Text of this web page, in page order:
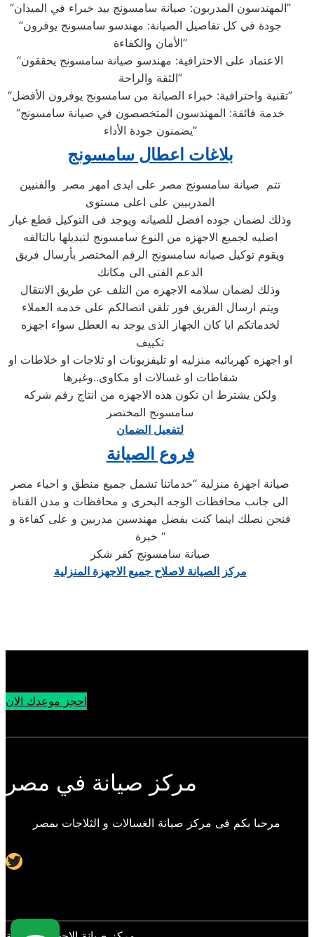
“المهندسون المدربون: صيانة سامسونج بيد خبراء في الميدان”
“جودة في كل تفاصيل الصيانة: مهندسو سامسونج يوفرون
الأمان والكفاءة”
“الاعتماد على الاحترافية: مهندسو صيانة سامسونج يحققون
الثقة والراحة”
“تقنية واحترافية: خبراء الصيانة من سامسونج يوفرون الأفضل”
“خدمة فائقة: المهندسون المتخصصون في صيانة سامسونج
يضمنون جودة الأداء”
بلاغات اعطال سامسونج
تتم صيانة سامسونج مصر على ايدى امهر مصر والفنيين
المدربيين على اعلى مستوى
وذلك لضمان جوده افضل للصيانه ويوجد فى التوكيل قطع غيار
اصليه لجميع الاجهزه من النوع سامسونج لتبديلها بالتالفه
ويقوم توكيل صيانه سامسونج الرقم المختصر بأرسال فريق
الدعم الفنى الى مكانك
وذلك لضمان سلامه الاجهزه من التلف عن طريق الانتقال
ويتم ارسال الفريق فور تلقى اتصالكم على خدمه العملاء
لخدماتكم ايا كان الجهاز الذى يوجد به العطل سواء اجهزه
تكييف
او اجهزه كهربائيه منزليه او تليفزيونات او ثلاجات او خلاطات او
شفاطات او غسالات او مكاوى..وغيرها
ولكن يشترط ان تكون هذه الاجهزه من انتاج رقم شركه
سامسونج المختصر
لتفعيل الضمان
فروع الصيانة
صيانة اجهزة منزلية “خدماتنا تشمل جميع منطق و احياء مصر
الى جانب محافظات الوجه البحرى و محافظات و مدن القناة
فنحن نصلك اينما كنت بفضل مهندسين مدربين و على كفاءة و
خبرة “
صيانة سامسونج كفر شكر
مركز الصيانة لاصلاح جميع الاجهزة المنزلية
احجز موعدك الان
مركز صيانة في مصر
مرحبا بكم فى مركز صيانة الغسالات و الثلاجات بمصر
Twitter